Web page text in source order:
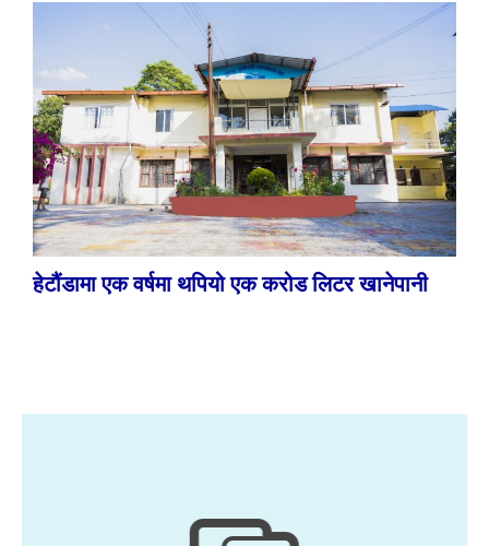
हेटौंडामा एक वर्षमा थपियो एक करोड लिटर खानेपानी